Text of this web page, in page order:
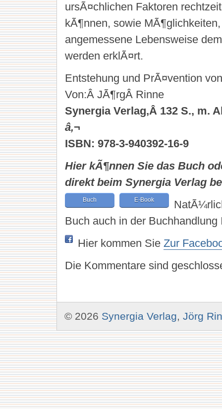
ursÃ¤chlichen Faktoren
kÃ¶nnen, sowie
angemessene Lebensweise
werden erklÃ¤rt.
Entstehung und PrÃ¤vention
Von:Â JÃ¶rgÂ Rinne
Synergia Verlag,Â 132 S., m.
â‚¬
ISBN: 978-3-940392-16-9
Hier kÃ¶nnen Sie das Buch
direkt beim Synergia Verlag
Buch E-Book
Buch auch in der Buchhandlung
Hier kommen Sie Zur
Die Kommentare sind
© 2026 Synergia Verlag, Jörg